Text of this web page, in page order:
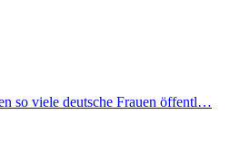
so viele deutsche Frauen öffentl…